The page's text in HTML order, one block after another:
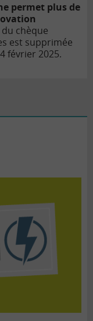
permet plus de
chèque
est supprimée
février 2025.